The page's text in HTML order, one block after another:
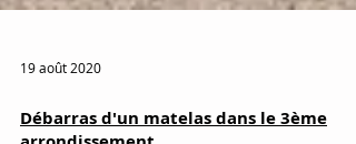
19 août 2020